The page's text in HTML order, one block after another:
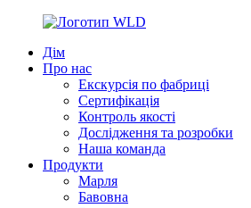
Дім
Про нас
Екскурсія по фабриці
Сертифікація
Контроль якості
Дослідження та розробки
Наша команда
Продукти
Марля
Бавовна